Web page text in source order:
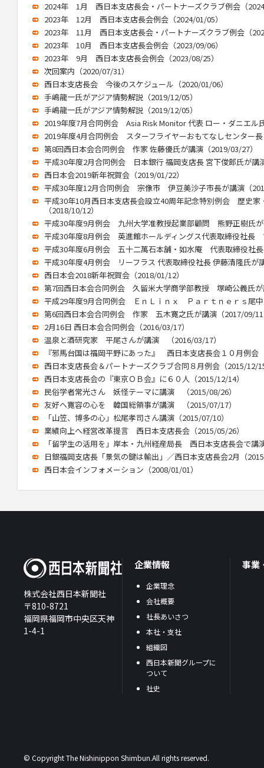
2024年 1月 西日本支店長会・パートナーズクラブ例会（
2023年 12月 西日本支店長会例会（2024/01/05）
2023年 11月 西日本支店長会・パートナーズクラブ例会（
2023年 10月 西日本支店長会例会（2023/09/06）
2023年 9月 西日本支店長会例会（2023/08/25）
次回案内（2020/07/31）
西日本支店長会 今後のスケジュール（2020/01/06）
手嶋龍一氏がアジア情勢解説（2019/12/05）
手嶋龍一氏がアジア情勢解説（2019/12/05）
2019年度7月合同例会 Asia Risk Monitor 代表 ロー・ダニエル
2019年度4月合同例会 スターフライヤーおもてなしセンター
第8回西日本会合同例会 作家 佐藤優氏が講演（2019/03/27）
平成30年度2月合同例会 日本銀行 福岡支店長 宮下俊郎氏が講
西日本会2019新年祝賀会（2019/01/22）
平成30年度12月合同例会 宗像市 伊豆美沙子市長が講演（
平成30年10月西日本支店長会設立40周年記念特別例会 歴史
（2018/10/12）
平成30年度9月例会 九州大学准教授起業部顧問 熊野正樹氏
平成30年度8月例会 英進館ホールディングス代表取締役社長
平成30年度6月例会 五十二萬石本舗・如水庵 代表取締役社
平成30年度4月例会 リーフラス 代表取締役社長 伊藤清隆氏が
西日本会2018新年祝賀会（2018/01/12）
第7回西日本会合同例会 久留米大学商学部教授 塚崎公義氏が
平成29年度9月合同例会 ＥｎＬｉｎｘ Ｐａｒｔｎｅｒｓ尾
第6回西日本会合同例会 作家 五木寛之氏が講演（2017/09/
2月16日 西日本会合同例会（2016/03/17）
温泉と酒研究家 平尾さんが講演 （2016/03/17）
『邪馬台国は福岡平野にあった』 西日本支店長会１０月例会
西日本支店長会＆パートナーズクラブ合同８月例会（2015/12/
西日本支店長会の『東京ＯＢ会』に６０人（2015/12/14）
民俗学者常光さん 妖怪テーマに講演 （2015/08/26）
友好へ寛容の心を 韓国総領事が講演 （2015/07/17）
「山笠、博多の心」松尾孝司さん講演（2015/07/10）
業績向上へ経営改革提言 西日本支店長会（2015/05/26）
「留学生の活用を」岸本・九州経産局長 西日本支店長会で講
日銀福岡支店長「景気の鍵は輸出」／西日本支店長会2月（
西日本会インフォメーション（2008/01/01）
株式会社西日本新聞社
〒810-8721
福岡県福岡市中央区天神
1-4-1
企業情報
企業理念
会社概要
社長あいさつ
本社・支社
組織図
西日本新聞グループに
ついて
社史
事業
© Copyright The Nishinippon Shimbun.All rights reserved.